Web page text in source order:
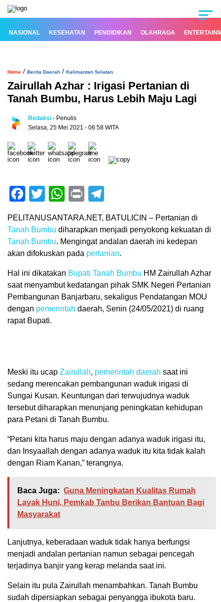
NASIONAL KESEHATAN PENDIDIKAN OLAHRAGA
Home / Berita Daerah / Kalimantan Selatan
Zairullah Azhar : Irigasi Pertanian di
Tanah Bumbu, Harus Lebih Maju Lagi
Redaksi - Penulis
Selasa, 25 Mei 2021 - 06:58 WITA
Facebook
TwitterWhatsApp
Print
PELITANUSANTARA.NET, BATULICIN – Pertanian di
Tanah Bumbu diharapkan menjadi penyokong kekuatan di
Tanah Bumbu. Mengingat andalan daerah ini kedepan
akan difokuskan pada pertanian.
Hal ini dikatakan Bupati Tanah Bumbu HM Zairullah Azhar
saat menyambut kedatangan pihak SMK Negeri Pertanian
Pembangunan Banjarbaru, sekaligus Pendatangan MOU
dengan pemerintah daerah, Senin (24/05/2021) di ruang
rapat Bupati.
Meski itu ucap Zairullah, pemerintah daerah saat ini
sedang merencakan pembangunan waduk irigasi di
Sungai Kusan. Keuntungan dari terwujudnya waduk
tersebut diharapkan menunjang peningkatan kehidupan
para Petani di Tanah Bumbu.
“Petani kita harus maju dengan adanya waduk irigasi itu,
dan Insyaallah dengan adanya waduk itu kita tidak kalah
dengan Riam Kanan,” terangnya.
Baca Juga: Guna Meningkatan Kualitas Rumah
Layak Huni, Pemkab Tanbu Berikan Bantuan Bagi
Masyarakat
Lanjutnya, keberadaan waduk tidak hanya berfungsi
menjadi andalan pertanian namun sebagai pencegah
terjadinya banjir yang kerap melanda saat ini.
Selain itu pula Zairullah menambahkan. Tanah Bumbu
sudah dipersiapkan sebagai penyangga ibukota baru.